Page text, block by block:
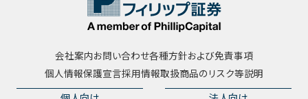
会社案内お問い合わせ各種方針および免責事項
個人情報保護宣言採用情報取扱商品のリスク等説明